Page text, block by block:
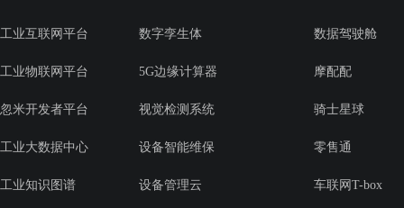
工业互联网平台 数字孪生体
工业物联网平台 5G边缘计算器
忽米开发者平台 视觉检测系统
工业大数据中心 设备智能维保
工业知识图谱 设备管理云
数据驾驶舱
摩配配
骑士星球
零售通
车联网T-box